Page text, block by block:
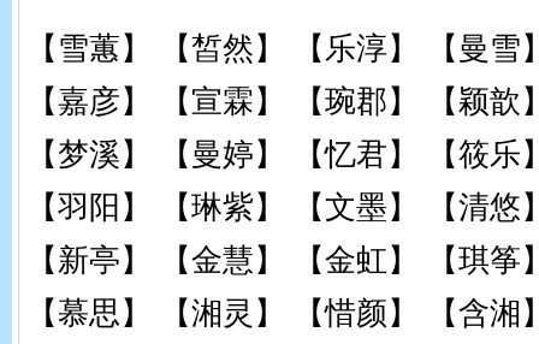
【雪蕙】 【皙然】 【乐淳】 【曼雪
【嘉彦】 【宣霖】 【琬郡】 【颖歆
【梦溪】 【曼婷】 【忆君】 【筱乐
【羽阳】 【琳紫】 【文墨】 【清悠
【新亭】 【金慧】 【金虹】 【琪筝
【慕思】 【湘灵】 【惜颜】 【含湘